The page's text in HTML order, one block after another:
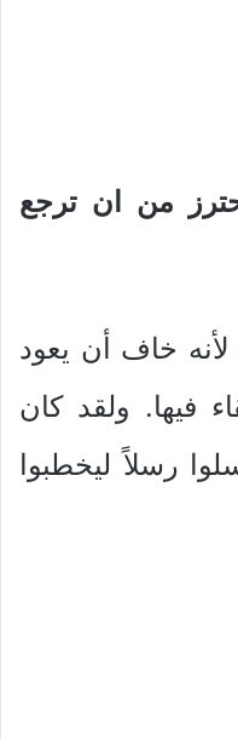
من ان ترجع
خاف أن يعود
فيها. ولقد كان
رسلاً ليخطبوا